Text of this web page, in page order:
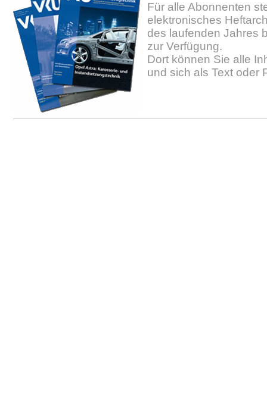
Für alle Abonnenten
elektronisches
des laufenden Jahres
zur Verfügung.
Dort können Sie alle
und sich als Text oder